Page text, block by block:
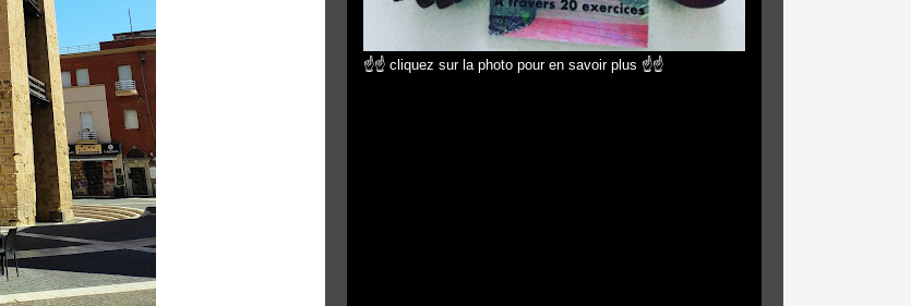
☝☝ cliquez sur la photo pour en savoir plus ☝☝